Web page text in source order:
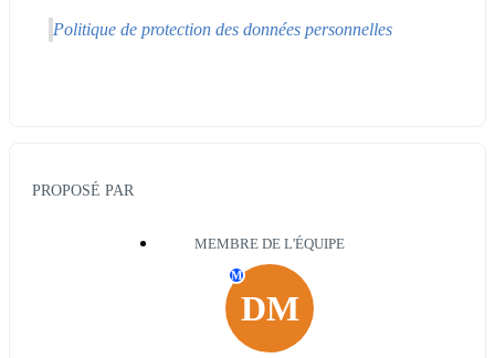
Politique de protection des données personnelles
PROPOSÉ PAR
MEMBRE DE L'ÉQUIPE
DM
M